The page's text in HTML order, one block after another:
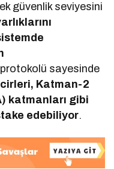
güvenlik seviyesini
sayesinde
Katman-2
katmanları gibi
edebiliyor.